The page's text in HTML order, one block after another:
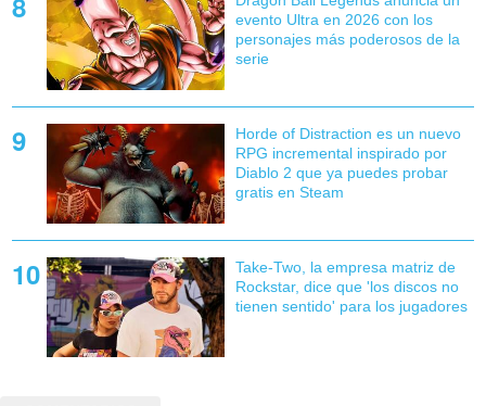
evento Ultra en 2026 con los
personajes más poderosos de la
serie
Horde of Distraction es un nuevo
RPG incremental inspirado por
Diablo 2 que ya puedes probar
gratis en Steam
Take-Two, la empresa matriz de
Rockstar, dice que 'los discos no
tienen sentido' para los jugadores